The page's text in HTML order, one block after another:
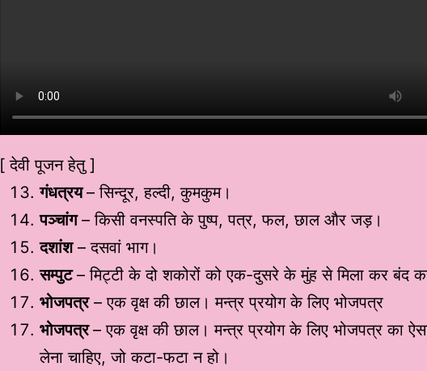
[ देवी पूजन हेतु ]
गंधत्रय– सिन्दूर, हल्दी, कुमकुम।
पञ्चांग– किसी वनस्पति के पुष्प, पत्र, फल, छाल और जड़।
दशांश– दसवां भाग।
सम्पुट– मिट्टी के दो शकोरों को एक-दुसरे के मुंह से मिला कर बंद
भोजपत्र– एक वृक्ष की छाल। मन्त्र प्रयोग के लिए भोजपत्र
भोजपत्र– एक वृक्ष की छाल। मन्त्र प्रयोग के लिए भोजपत्र का
लेना चाहिए, जो कटा-फटा न हो।